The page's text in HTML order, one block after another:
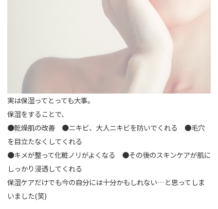
実は保湿ってとっても大事。
保湿をすることで、
●乾燥肌の改善 ●ニキビ、大人ニキビを防いでくれる ●毛穴
を目立たなくしてくれる
●キメが整って化粧ノリがよくなる ●その後のスキンケアが肌に
しっかり浸透してくれる
保湿ケアだけでも今の自分には十分かもしれない…と思ってしま
いました(笑)